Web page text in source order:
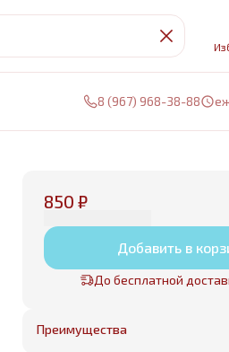
8 (967) 968-38-88
850 ₽
Добавить в
До бесплатной
Преимущества
Оплата частями в Сплит